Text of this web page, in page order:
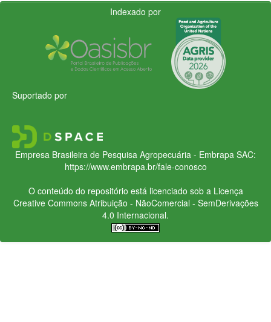
Indexado por
Suportado por
Empresa Brasileira de Pesquisa Agropecuária - Embrapa SAC:
https://www.embrapa.br/fale-conosco
O conteúdo do repositório está licenciado sob a Licença
Creative CommonsAtribuição - NãoComercial - SemDerivações
4.0 Internacional.